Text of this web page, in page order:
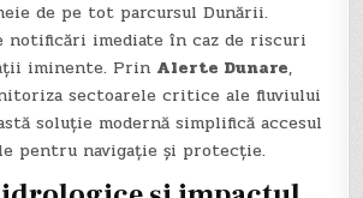
de pe tot parcursul Dunării.
imediate în caz de riscuri
iminente. Prin Alerte Dunare,
sectoarele critice ale fluviului
soluție modernă simplifică accesul
pentru navigație și protecție.